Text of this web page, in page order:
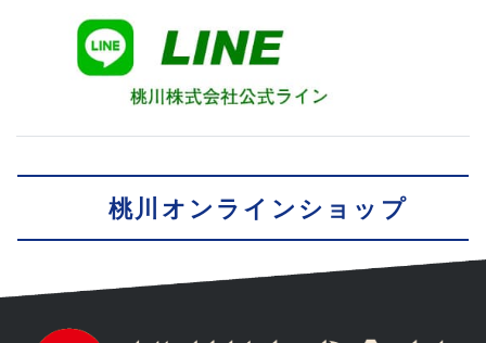
桃川オンラインショップ